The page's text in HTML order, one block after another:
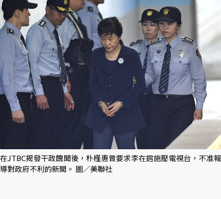
在JTBC揭發干政醜聞後，朴槿惠曾要求李在鎔施壓電視台，不准報
導對政府不利的新聞。 圖／美聯社